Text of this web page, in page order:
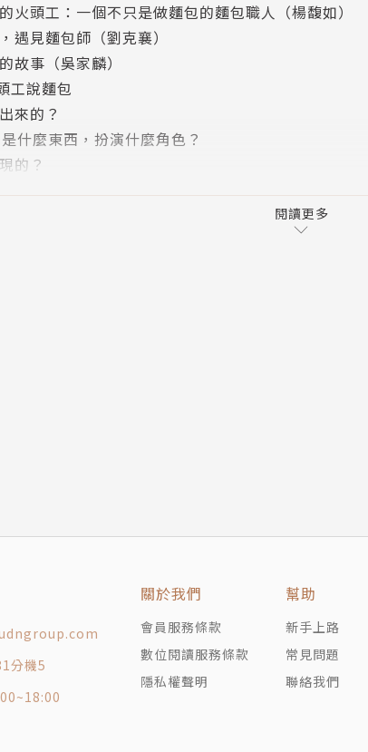
的重點在強調低溫長時間自然發酵法，尊重傳統而
鐘、溫度幾度，都非常精準，然而每天的溫度、濕
糰需要管理的不是時間溫度，而是依照麵包師傅對
工作者的態度，把每一天的麵包都當成藝術作品去呈
從飲食文化的角度看臺灣麵包的發展。近幾年來食
臺灣麵包」進入午晚餐桌，和米飯、麵條爭一席之
火頭工：一個不只是做麵包的麵包職人（楊馥如）
遇見麵包師（劉克襄）
故事（吳家麟）
工說麵包
來的？
什麼東西，扮演什麼角色？
的？
Education）
製作
閱讀更多
分機5
關於我們
會員服務條款
數位閱讀服務條款
隱私權聲明
幫助
新手上路
常見問題
聯絡我們